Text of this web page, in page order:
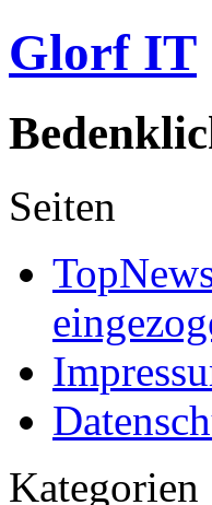
Glorf IT
Seiten
Kategorien